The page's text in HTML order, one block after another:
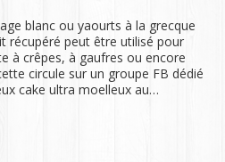
blanc ou yaourts à la grecque
récupéré peut être utilisé pour
à crêpes, à gaufres ou encore
circule sur un groupe FB dédié
cake ultra moelleux au…